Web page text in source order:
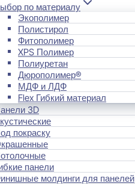
по материалу
Экополимер
Полистирол
Фитополимер
XPS Полимер
Полиуретан
Дюрополимер®
МДФ и ЛДФ
Flex Гибкий материал
3D
покраску
панели
молдинги для панелей